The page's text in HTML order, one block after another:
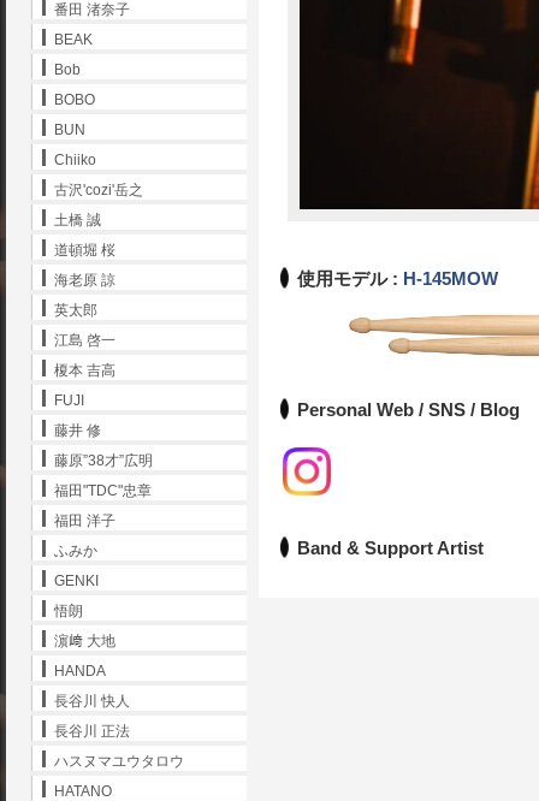
使用モデル : H-145MOW
Personal Web / SNS / Blog
Band & Support Artist
番田 渚奈子
BEAK
Bob
BOBO
BUN
Chiiko
古沢'cozi'岳之
土橋 誠
道頓堀 桜
海老原 諒
英太郎
江島 啓一
榎本 吉高
FUJI
藤井 修
藤原”38才”広明
福田"TDC"忠章
福田 洋子
ふみか
GENKI
悟朗
濵﨑 大地
HANDA
長谷川 快人
長谷川 正法
ハスヌマユウタロウ
HATANO